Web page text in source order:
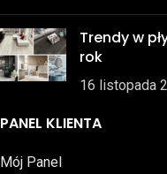
Trendy w
rok
16 listopada
PANEL KLIENTA
Mój Panel